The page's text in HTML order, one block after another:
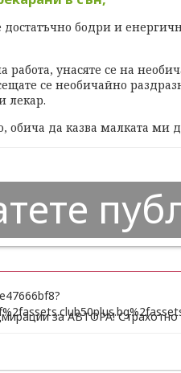
бодри и
работа, унасяте се на
се необичайно
лекар.
обича да казва малката ми
за АВТОРА! Страхотно